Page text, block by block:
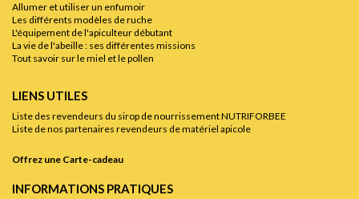
Allumer et utiliser un enfumoir
Les différents modèles de ruche
L'équipement de l'apiculteur débutant
La vie de l'abeille : ses différentes missions
Tout savoir sur le miel et le pollen
LIENS UTILES
Liste des revendeurs du sirop de nourrissement NUTRIFORBEE
Liste de nos partenaires revendeurs de matériel apicole
Offrez une Carte-cadeau
INFORMATIONS PRATIQUES